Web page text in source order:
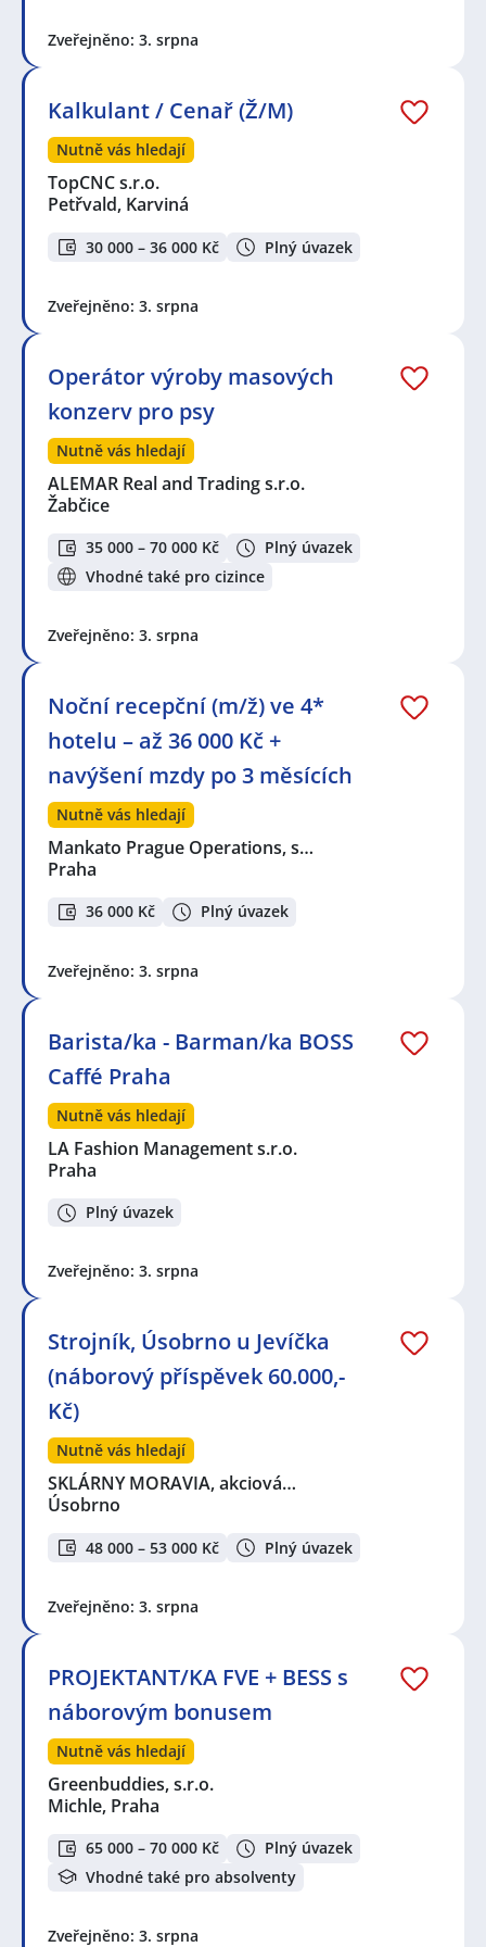
Zveřejněno: 3. srpna
Kalkulant / Cenař (Ž/M)
Nutně vás hledají
TopCNC s.r.o.
Petřvald, Karviná
30 000 – 36 000 Kč Plný úvazek
Zveřejněno: 3. srpna
Operátor výroby masových
konzerv pro psy
Nutně vás hledají
ALEMAR Real and Trading s.r.o.
Žabčice
35 000 – 70 000 Kč
Plný úvazek
Vhodné také pro cizince
Zveřejněno: 3. srpna
Noční recepční (m/ž) ve 4*
hotelu – až 36 000 Kč +
navýšení mzdy po 3 měsících
Nutně vás hledají
Mankato Prague Operations, s…
Praha
36 000 Kč Plný úvazek
Zveřejněno: 3. srpna
Barista/ka - Barman/ka BOSS
Caffé Praha
Nutně vás hledají
LA Fashion Management s.r.o.
Praha
Plný úvazek
Zveřejněno: 3. srpna
Strojník, Úsobrno u Jevíčka
(náborový příspěvek 60.000,-
Kč)
Nutně vás hledají
SKLÁRNY MORAVIA, akciová…
Úsobrno
48 000 – 53 000 Kč Plný úvazek
Zveřejněno: 3. srpna
PROJEKTANT/KA FVE + BESS s
náborovým bonusem
Nutně vás hledají
Greenbuddies, s.r.o.
Michle, Praha
65 000 – 70 000 Kč
Plný úvazek
Vhodné také pro absolventy
Zveřejněno: 3. srpna